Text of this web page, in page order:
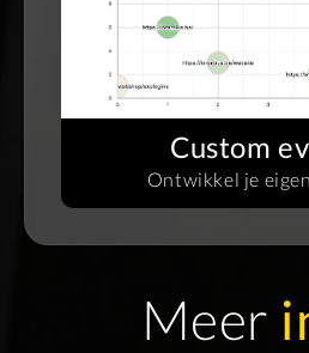
Custom
Ontwikkel je
Meer